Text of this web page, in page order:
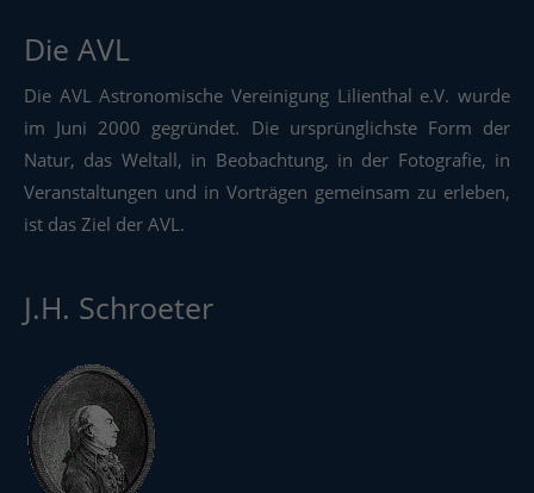
Die AVL
Die AVL Astronomische Vereinigung Lilienthal e.V. wurde
im Juni 2000 gegründet. Die ursprünglichste Form der
Natur, das Weltall, in Beobachtung, in der Fotografie, in
Veranstaltungen und in Vorträgen gemeinsam zu erleben,
ist das Ziel der AVL.
J.H. Schroeter